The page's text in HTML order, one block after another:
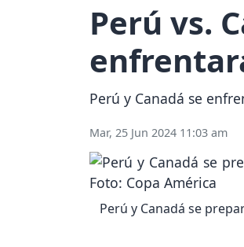
Perú vs.
Perú y Canadá se
Mar, 25 Jun 2024 11:03 am
Perú y Canadá se